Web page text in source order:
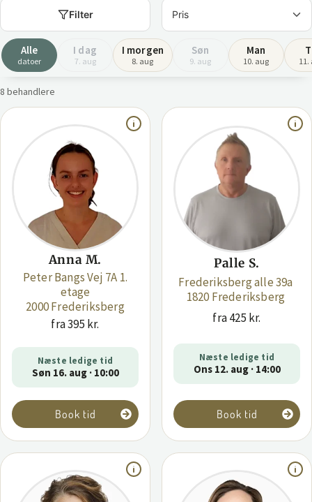
Filter
Alle
datoer
I dag
7. aug
I morgen
8. aug
Søn
9. aug
Man
10. aug 11.
8 behandlere
Anna M.
Peter Bangs Vej 7A 1.
etage
2000 Frederiksberg
fra 395 kr.
Næste ledige tid
Søn 16. aug · 10:00
Book tid
Palle S.
Frederiksberg alle 39a
1820 Frederiksberg
fra 425 kr.
Næste ledige tid
Ons 12. aug · 14:00
Book tid